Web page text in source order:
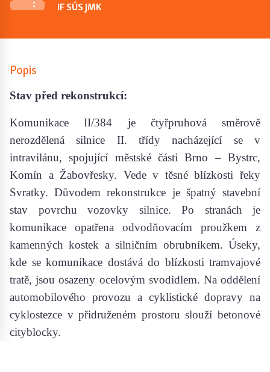
IF SÚS JMK
Popis
Stav před rekonstrukcí:
Komunikace II/384 je čtyřpruhová směrově
nerozdělená silnice II. třídy nacházející se v
intravilánu, spojující městské části Brno – Bystrc,
Komín a Žabovřesky. Vede v těsné blízkosti řeky
Svratky. Důvodem rekonstrukce je špatný stavební
stav povrchu vozovky silnice. Po stranách je
komunikace opatřena odvodňovacím proužkem z
kamenných kostek a silničním obrubníkem. Úseky,
kde se komunikace dostává do blízkosti tramvajové
tratě, jsou osazeny ocelovým svodidlem. Na oddělení
automobilového provozu a cyklistické dopravy na
cyklostezce v přidruženém prostoru slouží betonové
cityblocky.